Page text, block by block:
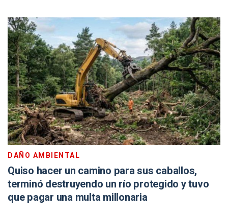
DAÑO AMBIENTAL
Quiso hacer un camino para sus caballos,
terminó destruyendo un río protegido y tuvo
que pagar una multa millonaria